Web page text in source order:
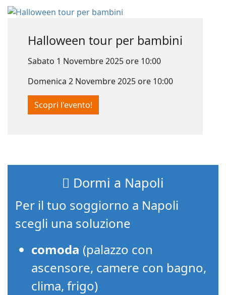
Halloween tour per bambini
Sabato 1 Novembre 2025 ore 10:00
Domenica 2 Novembre 2025 ore 10:00
Scopri l'evento!
Dormi a Napoli
Per il tuo soggiorno a Napoli
scegli una soluzione
comoda (palazzo con
ascensore, camere con bagno,
clima, frigo)